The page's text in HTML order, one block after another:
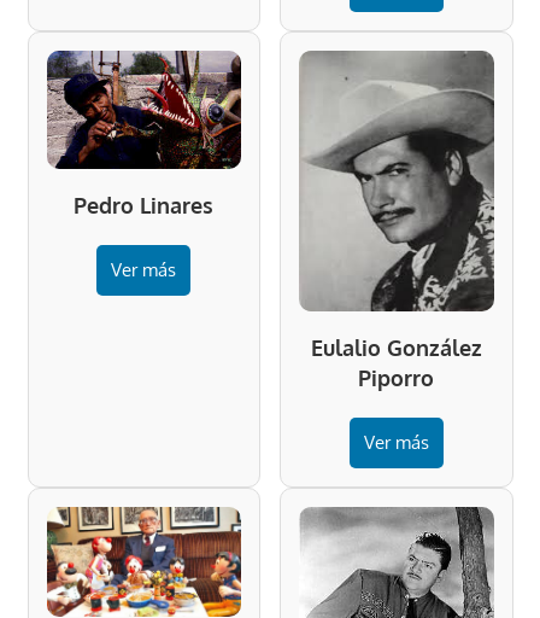
Pedro Linares
Ver más
Eulalio González
Piporro
Ver más